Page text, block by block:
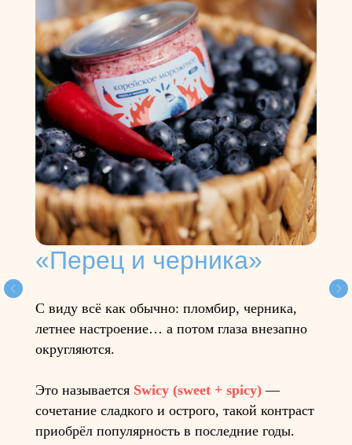
«Перец и черника»
С виду всё как обычно: пломбир, черника,
летнее настроение… а потом глаза внезапно
округляются.
Это называется Swicy (sweet + spicy) —
сочетание сладкого и острого, такой контраст
приобрёл популярность в последние годы.